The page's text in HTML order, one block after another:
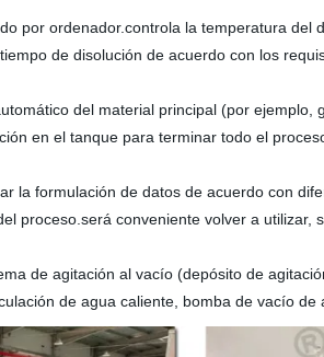
por ordenador.controla la temperatura
de disolución de acuerdo con los
del material principal (por
en el tanque para terminar todo el
la formulación de datos de acuerdo con
proceso.será conveniente volver a utilizar,
de agitación al vacío (depósito de
de agua caliente, bomba de vacío